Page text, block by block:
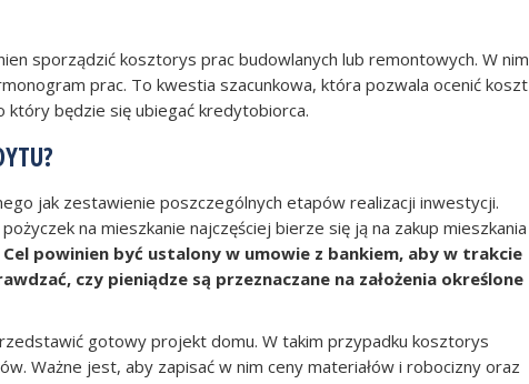
sporządzić kosztorys prac budowlanych lub remontowych. W nim
prac. To kwestia szacunkowa, która pozwala ocenić koszt
który będzie się ubiegać kredytobiorca.
jak zestawienie poszczególnych etapów realizacji inwestycji.
na mieszkanie najczęściej bierze się ją na zakup mieszkania
Cel powinien być ustalony w umowie z bankiem, aby w trakcie
czy pieniądze są przeznaczane na założenia określone
gotowy projekt domu. W takim przypadku kosztorys
Ważne jest, aby zapisać w nim ceny materiałów i robocizny oraz